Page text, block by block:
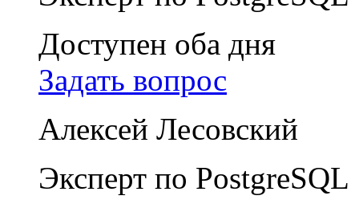
Доступен оба дня
Задать вопрос
Алексей Лесовский
Эксперт по PostgreSQL